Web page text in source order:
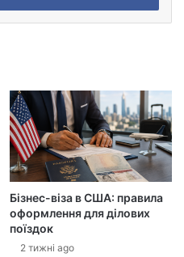
Бізнес-віза в США: правила
оформлення для ділових
поїздок
2 тижні ago